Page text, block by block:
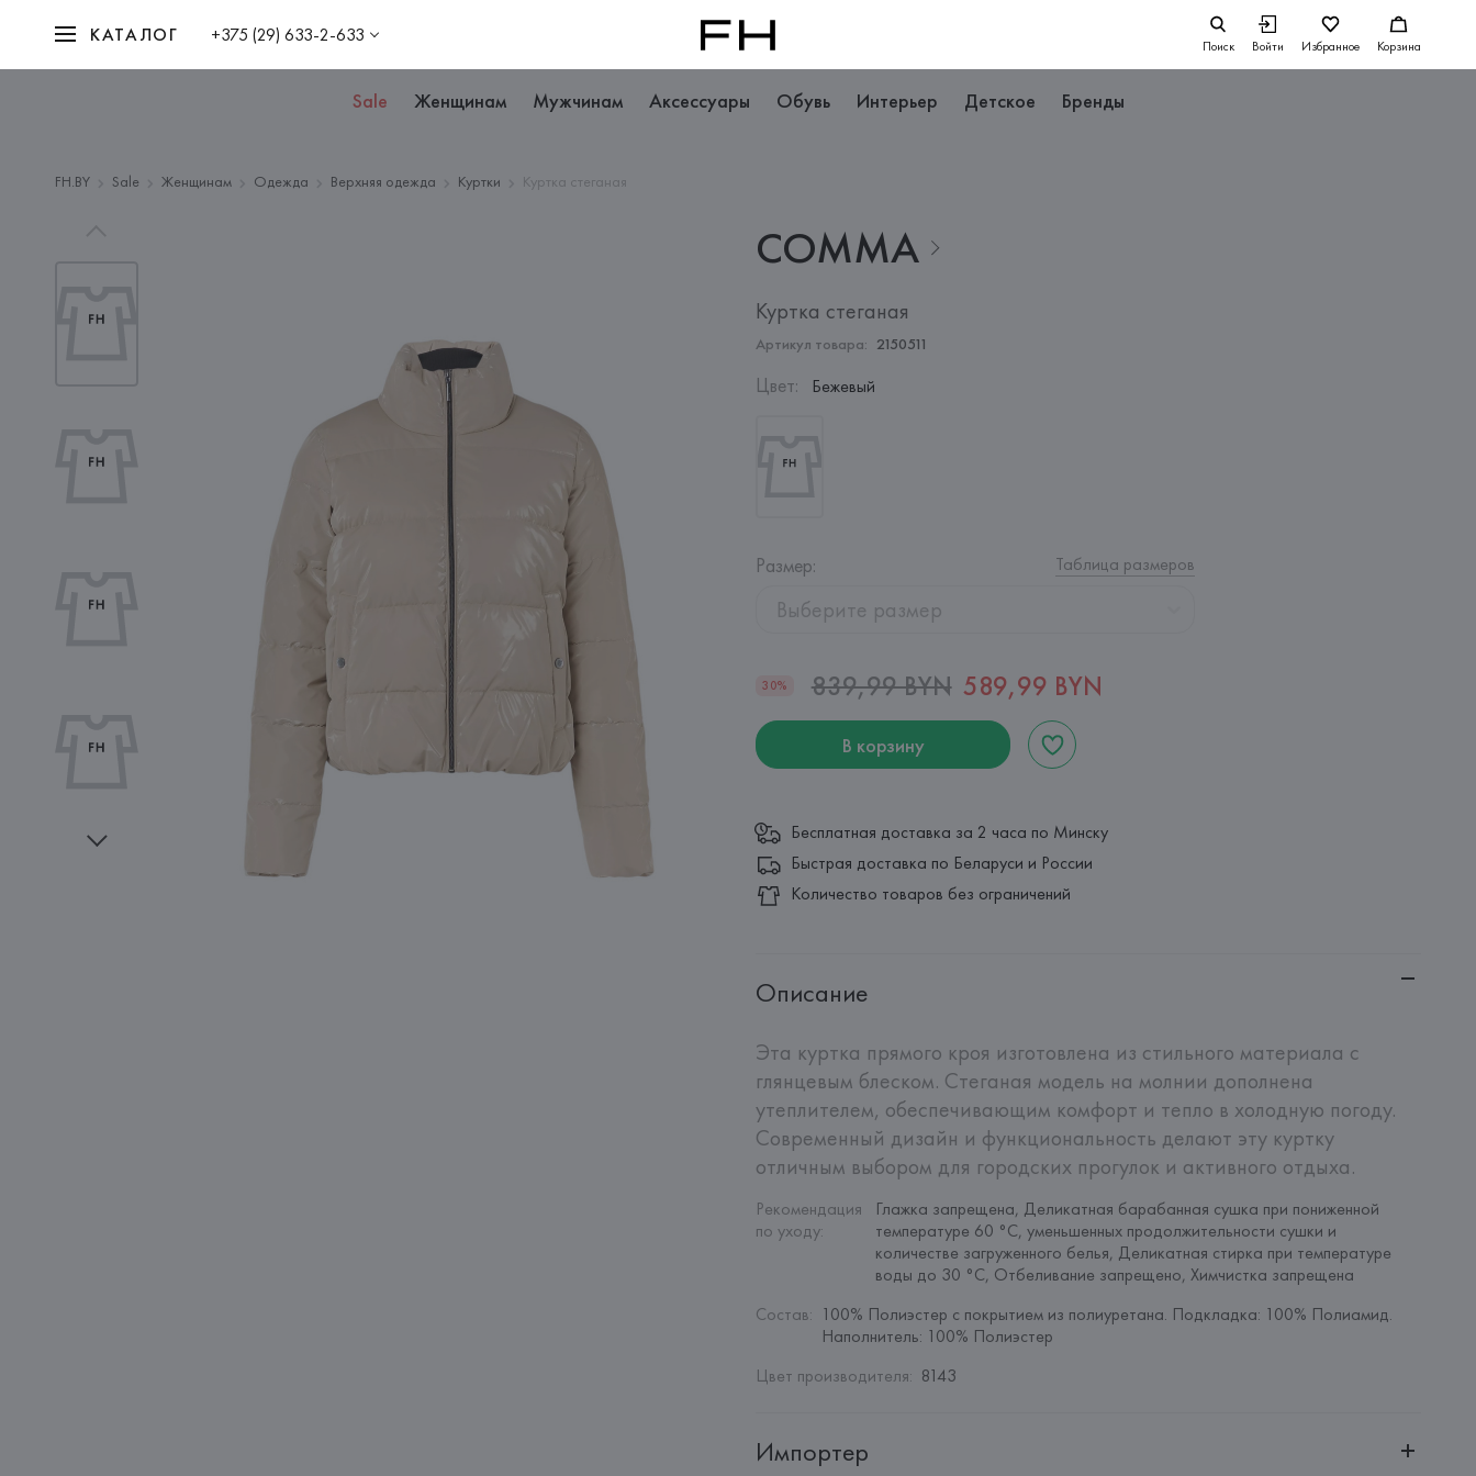
КАТАЛОГ +375 (29) 633-2-633 Поиск Войти Избранное Корзина
Sale Женщинам Мужчинам Аксессуары Обувь Интерьер Детское Бренды
FH.BY Sale Женщинам Одежда Верхняя одежда Куртки Куртка стеганая
COMMA
Куртка стеганая
Артикул товара: 2150511
Цвет: Бежевый
Размер: Таблица размеров
Выберите размер
30% 839,99 BYN 589,99 BYN
В корзину
Бесплатная доставка за 2 часа по Минску
Быстрая доставка по Беларуси и России
Количество товаров без ограничений
Описание
Эта куртка прямого кроя изготовлена из стильного материала с
глянцевым блеском. Стеганая модель на молнии дополнена
утеплителем, обеспечивающим комфорт и тепло в холодную погоду.
Современный дизайн и функциональность делают эту куртку
отличным выбором для городских прогулок и активного отдыха.
Рекомендация
по уходу:
Глажка запрещена, Деликатная барабанная сушка при пониженной
температуре 60 °C, уменьшенных продолжительности сушки и
количестве загруженного белья, Деликатная стирка при температуре
воды до 30 °C, Отбеливание запрещено, Химчистка запрещена
Состав: 100% Полиэстер с покрытием из полиуретана. Подкладка: 100% Полиамид.
Наполнитель: 100% Полиэстер
Цвет производителя: 8143
Импортер